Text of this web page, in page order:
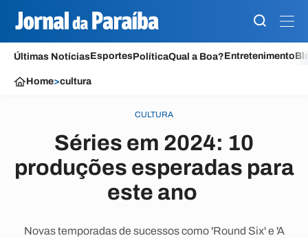
Últimas NotíciasEsportesPolíticaQual a Boa?Entretenimento
Home>cultura
CULTURA
Séries em 2024: 10
produções esperadas para
este ano
Novas temporadas de sucessos como 'Round Six' e 'A